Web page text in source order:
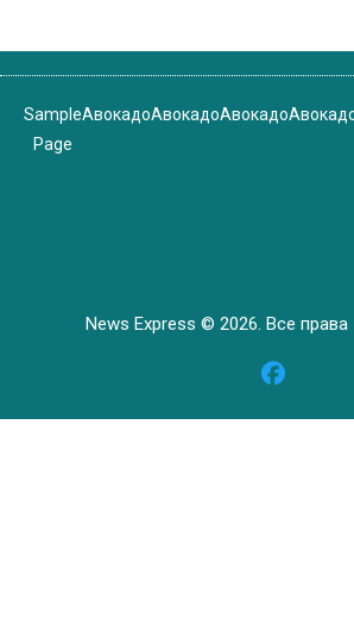
Sample
Page
АвокадоАвокадоАвокадо
News Express © 2026. Все